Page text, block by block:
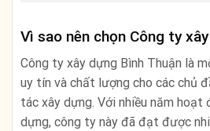
Vì sao nên chọn Công ty
Công ty xây dựng Bình Thuận là
uy tín và chất lượng cho các chủ
tác xây dựng. Với nhiều năm hoạt
dựng, công ty này đã đạt được